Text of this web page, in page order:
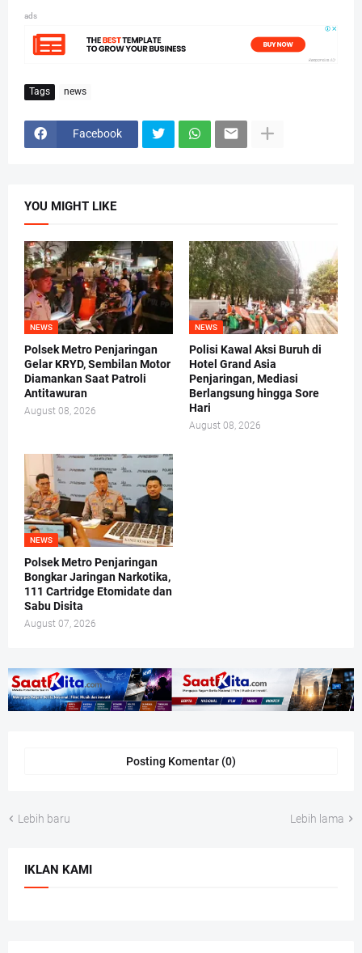
ads
Tags news
Facebook
YOU MIGHT LIKE
NEWS
Polsek Metro Penjaringan
Gelar KRYD, Sembilan Motor
Diamankan Saat Patroli
Antitawuran
August 08, 2026
NEWS
Polisi Kawal Aksi Buruh di
Hotel Grand Asia
Penjaringan, Mediasi
Berlangsung hingga Sore
Hari
August 08, 2026
NEWS
Polsek Metro Penjaringan
Bongkar Jaringan Narkotika,
111 Cartridge Etomidate dan
Sabu Disita
August 07, 2026
Posting Komentar (0)
Lebih baru Lebih lama
IKLAN KAMI